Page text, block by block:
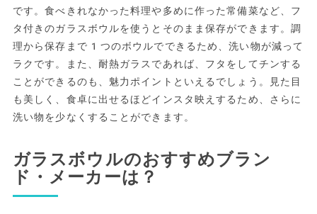
です。食べきれなかった料理や多めに作った常備菜など、フ
タ付きのガラスボウルを使うとそのまま保存ができます。調
理から保存まで1つのボウルでできるため、洗い物が減って
ラクです。また、耐熱ガラスであれば、フタをしてチンする
ことができるのも、魅力ポイントといえるでしょう。見た目
も美しく、食卓に出せるほどインスタ映えするため、さらに
洗い物を少なくすることができます。
ガラスボウルのおすすめブラン
ド・メーカーは？